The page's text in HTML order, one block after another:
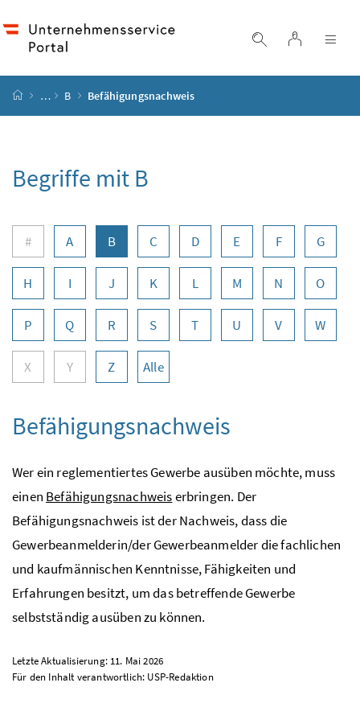
SucheLogin
Startseite
… B Befähigungsnachweis
Begriffe mit B
Buchstabennavigation
# A B C D E F G
H I J K L M N O
P Q R S T U V W
X Y Z Alle
Befähigungsnachweis
Wer ein reglementiertes Gewerbe ausüben möchte, muss
einen Befähigungsnachweiserbringen. Der
Befähigungsnachweis ist der Nachweis, dass die
Gewerbeanmelderin/der Gewerbeanmelder die fachlichen
und kaufmännischen Kenntnisse, Fähigkeiten und
Erfahrungen besitzt, um das betreffende Gewerbe
selbstständig ausüben zu können.
Letzte Aktualisierung: 11. Mai 2026
Für den Inhalt verantwortlich: USP-Redaktion